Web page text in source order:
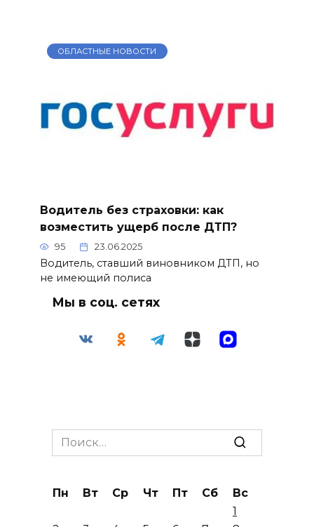
ОБЛАСТНЫЕ НОВОСТИ
Водитель без страховки: как
возместить ущерб после ДТП?
95 23.06.2025
Водитель, ставший виновником ДТП, но
не имеющий полиса
Мы в соц. сетях
Search
for:
Пн Вт Ср Чт Пт Сб
Вс
1